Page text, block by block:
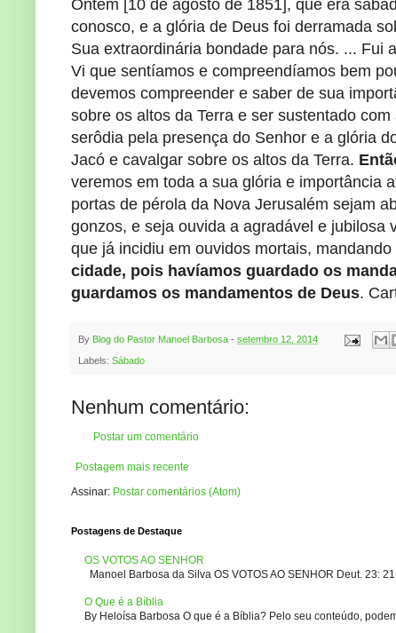
Ontem [10 de agosto de 1851], que era
conosco, e a glória de Deus foi derramada
Sua extraordinária bondade para nós. ... Fui
Vi que sentíamos e compreendíamos bem
devemos compreender e saber de sua
sobre os altos da Terra e ser sustentado
serôdia pela presença do Senhor e a glória
Jacó e cavalgar sobre os altos da Terra.
veremos em toda a sua glória e importância
portas de pérola da Nova Jerusalém sejam
gonzos, e seja ouvida a agradável e jubilosa
que já incidiu em ouvidos mortais,
cidade, pois havíamos guardado os
guardamos os mandamentos de Deus.
By Blog do Pastor Manoel Barbosa - setembro 12, 2014
Labels: Sábado
Nenhum comentário:
Postar um comentário
Postagem mais recente
Assinar: Postar comentários (Atom)
Postagens de Destaque
OS VOTOS AO SENHOR
Manoel Barbosa da Silva OS VOTOS AO SENHOR Deut. 23:
O Que é a Bíblia
By Heloísa Barbosa O que é a Bíblia? Pelo seu conteúdo,